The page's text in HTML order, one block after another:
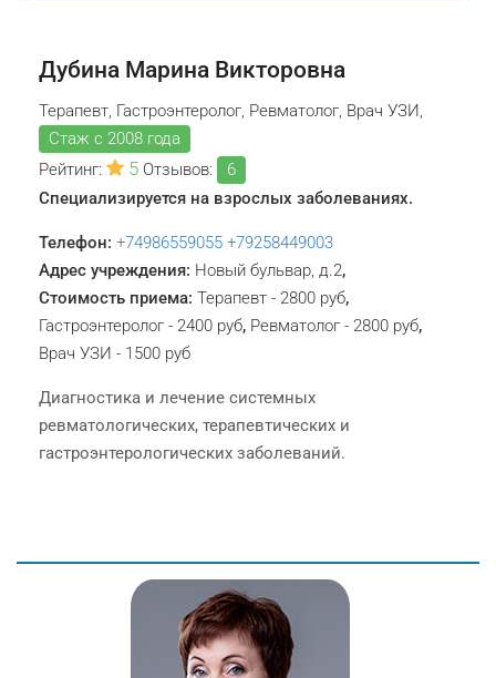
Дубина Марина Викторовна
Терапевт, Гастроэнтеролог, Ревматолог, Врач УЗИ,
Стаж с 2008 года
Рейтинг:
5 Отзывов:
6
Специализируется на взрослых заболеваниях.
Телефон: +74986559055 +79258449003
Адрес учреждения: Новый бульвар, д.2,
Стоимость приема: Терапевт - 2800 руб,
Гастроэнтеролог - 2400 руб, Ревматолог - 2800 руб,
Врач УЗИ - 1500 руб
Диагностика и лечение системных
ревматологических, терапевтических и
гастроэнтерологических заболеваний.